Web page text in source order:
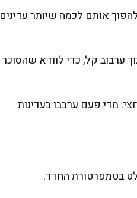
אותם לכמה שיותר עדינים
ערבוב קל, כדי לוודא שהסוכר
מדי פעם ערבבו בעדינות
בטמפרטורת החדר.